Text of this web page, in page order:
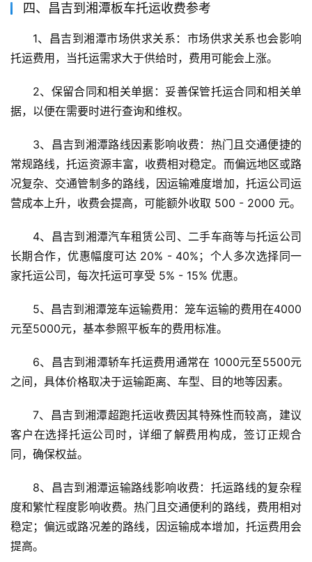
四、昌吉到湘潭板车托运收费参考
1、昌吉到湘潭市场供求关系：市场供求关系也会影响
托运费用，当托运需求大于供给时，费用可能会上涨。
2、保留合同和相关单据：妥善保管托运合同和相关单
据，以便在需要时进行查询和维权。
3、昌吉到湘潭路线因素影响收费：热门且交通便捷的
常规路线，托运资源丰富，收费相对稳定。而偏远地区或路
况复杂、交通管制多的路线，因运输难度增加，托运公司运
营成本上升，收费会提高，可能额外收取 500 - 2000 元。
4、昌吉到湘潭汽车租赁公司、二手车商等与托运公司
长期合作，优惠幅度可达 20% - 40%；个人多次选择同一
家托运公司，每次托运可享受 5% - 15% 优惠。
5、昌吉到湘潭笼车运输费用：笼车运输的费用在4000
元至5000元，基本参照平板车的费用标准。
6、昌吉到湘潭轿车托运费用通常在 1000元至5500元
之间，具体价格取决于运输距离、车型、目的地等因素。
7、昌吉到湘潭超跑托运收费因其特殊性而较高，建议
客户在选择托运公司时，详细了解费用构成，签订正规合
同，确保权益。
8、昌吉到湘潭运输路线影响收费：托运路线的复杂程
度和繁忙程度影响收费。热门且交通便利的路线，费用相对
稳定；偏远或路况差的路线，因运输成本增加，托运费用会
提高。